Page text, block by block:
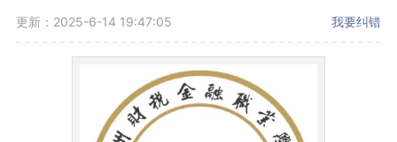
更新：2025-6-14 19:47:05 我要纠错